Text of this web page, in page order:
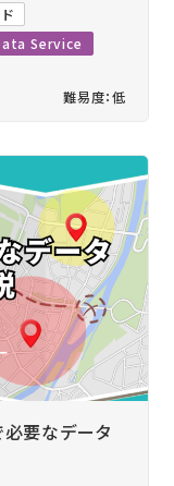
Service
難易度：低
必要なデータ